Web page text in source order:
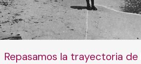
Repasamos la trayectoria de